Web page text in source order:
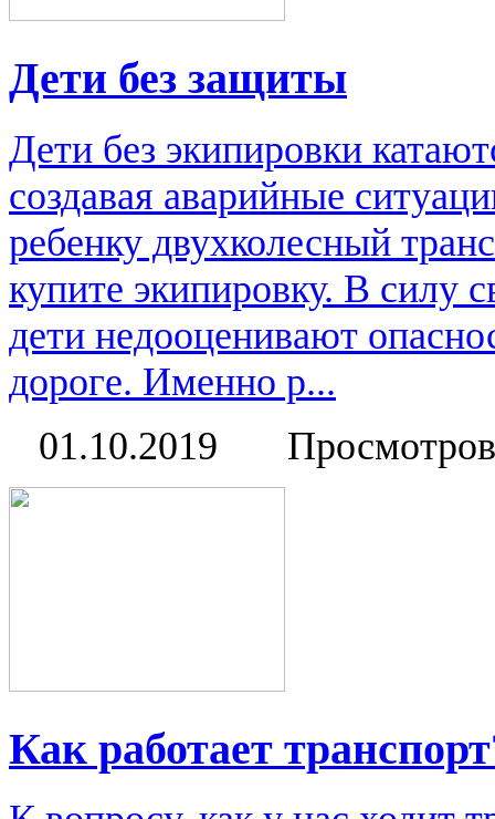
Дети без защиты
Дети без экипировки
создавая аварийные
ребенку двухколесный
купите экипировку. В силу
дети недооценивают
дороге. Именно р...
01.10.2019
Как работает